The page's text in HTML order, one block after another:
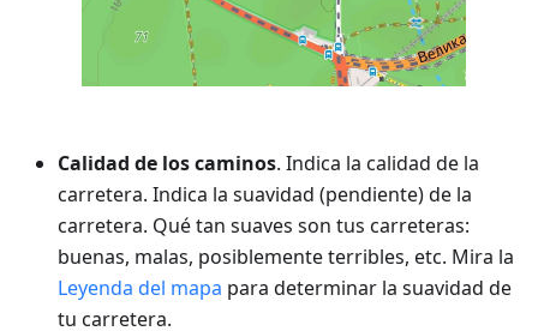
Calidad de los caminos. Indica la calidad de la
carretera. Indica la suavidad (pendiente) de la
carretera. Qué tan suaves son tus carreteras:
buenas, malas, posiblemente terribles, etc. Mira la
Leyenda del mapa para determinar la suavidad de
tu carretera.